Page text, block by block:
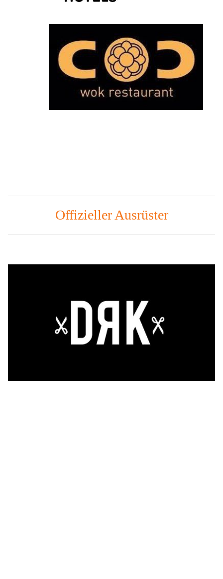
Offizieller Ausrüster